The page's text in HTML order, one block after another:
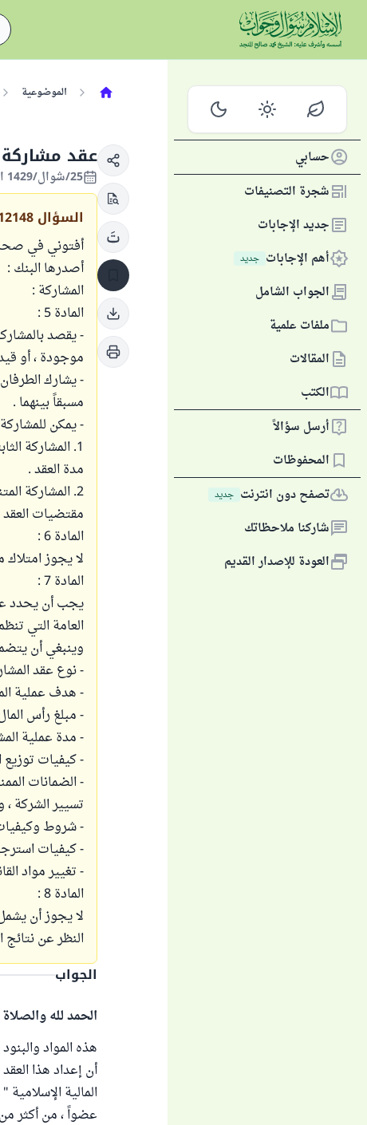
حسابي
شجرة التصنيفات
جديد الإجابات
أهم الإجابات جديد
الجواب الشامل
ملفات علمية
المقالات
الكتب
أرسل سؤالاً
المحفوظات
تصفح دون انترنت جديد
شاركنا ملاحظاتك
العودة للإصدار القديم
الموضوعية
عقد مشاركة
25/شوال/1429 الموافق 25/أكتوبر/2008
السؤال
أفتوني في
أصدرها البنك :
المشاركة :
المادة 5 :
- يقصد
موجودة ، أو
- يشارك
مسبقاً بينهما .
- يمكن
1. المشاركة
مدة العقد .
2. المشاركة
مقتضيات
المادة 6 :
لا يجوز
المادة 7 :
يجب أن يحدد
العامة التي
وينبغي أن
- نوع عقد
- هدف عملية
- مبلغ رأس
- مدة عملية
- كيفيات توزيع
- الضمانات
تسيير الشركة ،
- شروط
- كيفيات
- تغيير مواد
المادة 8 :
لا يجوز أن
النظر عن نتائج
الجواب
الحمد لله
هذه المواد
أن إعداد هذا